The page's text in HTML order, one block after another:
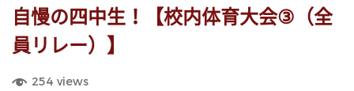
自慢の四中生！【校内体育大会③（全
員リレー）】
254 views